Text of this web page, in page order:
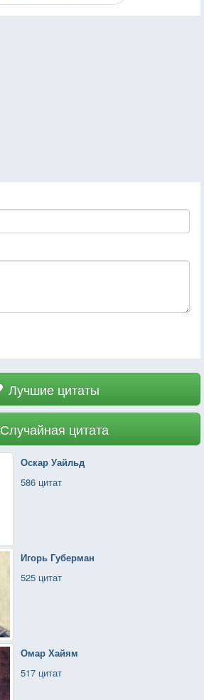
Лучшие цитаты
Случайная цитата
Оскар Уайльд
586 цитат
Игорь Губерман
525 цитат
Омар Хайям
517 цитат